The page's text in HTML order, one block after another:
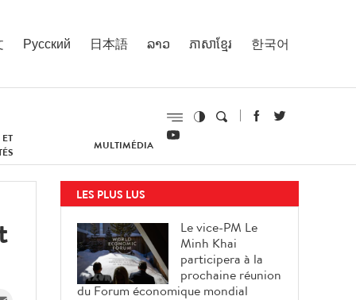
Русский 日本語 ລາວ ភាសាខ្មែរ 한국어
MULTIMÉDIA
LES PLUS LUS
Le vice-PM Le
Minh Khai
participera à la
prochaine réunion
du Forum économique mondial